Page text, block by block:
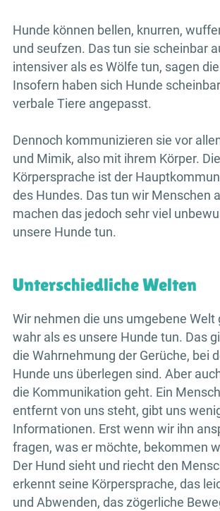
Hunde können bellen, knurren,
und seufzen. Das tun sie scheinbar
intensiver als es Wölfe tun, sagen
Insofern haben sich Hunde
verbale Tiere angepasst.
Dennoch kommunizieren sie vor
und Mimik, also mit ihrem Körper. Die
Körpersprache ist der
des Hundes. Das tun wir Menschen
machen das jedoch sehr viel
unsere Hunde tun.
Unterschiedliche Welten
Wir nehmen die uns umgebene Welt
wahr als es unsere Hunde tun. Das
die Wahrnehmung der Gerüche, bei
Hunde uns überlegen sind. Aber
die Kommunikation geht. Ein
entfernt von uns steht, gibt uns
Informationen. Erst wenn wir ihn
fragen, was er möchte, bekommen
Der Hund sieht und riecht den
erkennt seine Körpersprache, das
und Abwenden, das zögerliche